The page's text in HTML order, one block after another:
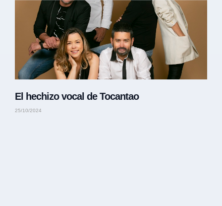
El hechizo vocal de Tocantao
25/10/2024